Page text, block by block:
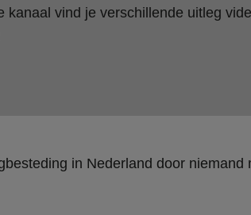
kanaal vind je verschillende uitleg
in Nederland door niemand